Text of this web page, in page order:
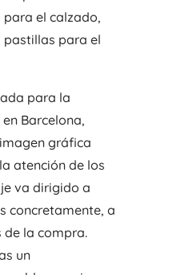
el calzado,
para el
para la
en Barcelona,
gráfica
atención de los
va dirigido a
concretamente, a
de la compra.
un